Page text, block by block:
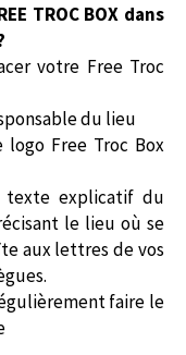
TROC BOX dans
votre Free Troc
du lieu
Free Troc Box
explicatif du
le lieu où se
aux lettres de vos
faire le